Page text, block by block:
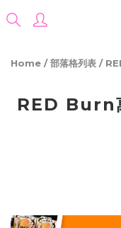
Home /部落格列表 /
RED Burn